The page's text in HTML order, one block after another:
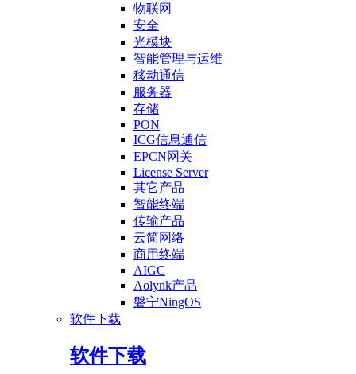
物联网
安全
光模块
智能管理与运维
移动通信
服务器
存储
PON
ICG信息通信
EPCN网关
License Server
其它产品
智能终端
传输产品
云简网络
商用终端
AIGC
Aolynk产品
磐宁NingOS
软件下载
软件下载